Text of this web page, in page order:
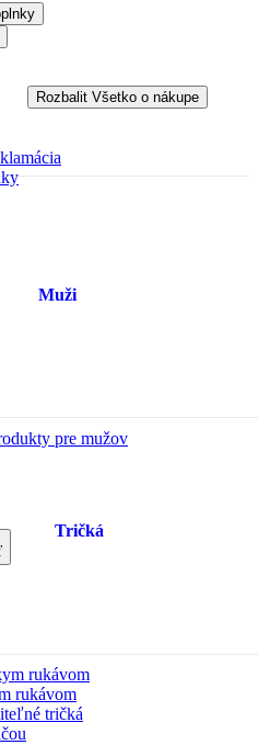
Rozbalit Všetko o nákupe
Muži
pre mužov
Tričká
rukávom
rukávom
tričká